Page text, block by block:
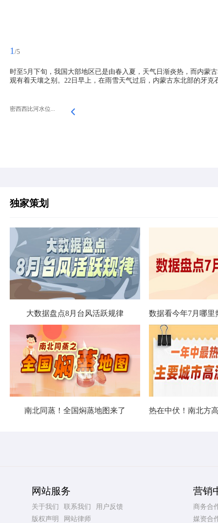
1 /5
时至5月下旬，我国大部地区已是由春入夏，天气日渐炎热，而内蒙
观有着天壤之别。22日早上，在雨雪天气过后，内蒙古东北部的牙
密西西比河水位...
独家策划
大数据盘点8月台风活跃规律
南北同蒸！全国焖蒸地图来了
网站服务
关于我们 联系我们
用户反馈
版权声明
网站律师
营销
商务合
媒资合